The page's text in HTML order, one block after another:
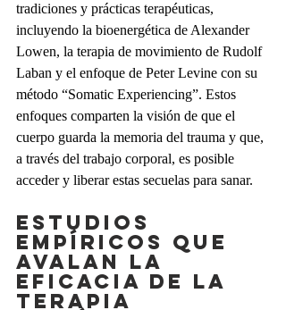
tradiciones y prácticas terapéuticas,
incluyendo la bioenergética de Alexander
Lowen, la terapia de movimiento de Rudolf
Laban y el enfoque de Peter Levine con su
método “Somatic Experiencing”. Estos
enfoques comparten la visión de que el
cuerpo guarda la memoria del trauma y que,
a través del trabajo corporal, es posible
acceder y liberar estas secuelas para sanar.
Estudios
empíricos que
avalan la
eficacia de la
terapia